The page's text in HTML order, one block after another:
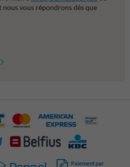
vous répondrons dès que
Paiement par